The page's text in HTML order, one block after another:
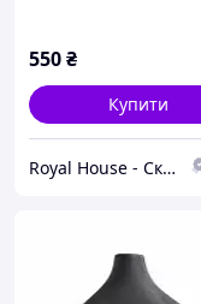
550₴
Купити
Royal House - Скатертини на стіл